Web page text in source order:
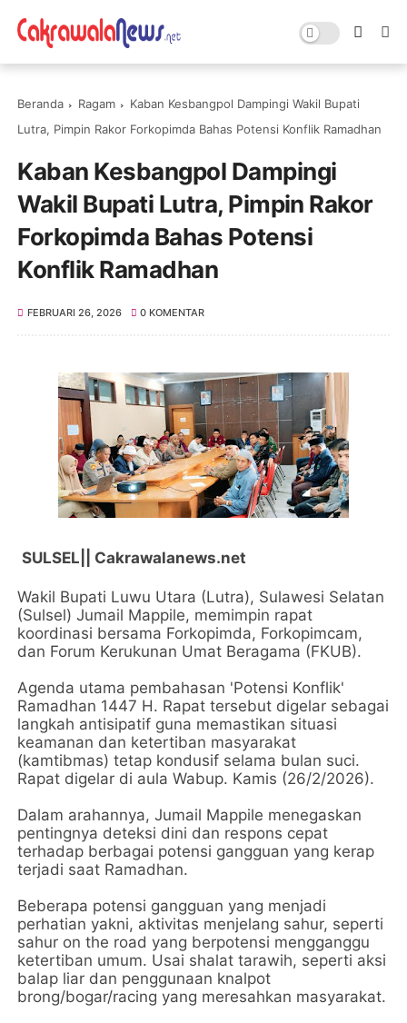
Beranda Ragam
Kaban Kesbangpol Dampingi Wakil Bupati
Lutra, Pimpin Rakor Forkopimda Bahas Potensi Konflik Ramadhan
Kaban Kesbangpol Dampingi
Wakil Bupati Lutra, Pimpin Rakor
Forkopimda Bahas Potensi
Konflik Ramadhan
FEBRUARI 26, 2026 0 KOMENTAR
SULSEL|| Cakrawalanews.net
Wakil Bupati Luwu Utara (Lutra), Sulawesi Selatan
(Sulsel) Jumail Mappile, memimpin rapat
koordinasi bersama Forkopimda, Forkopimcam,
dan Forum Kerukunan Umat Beragama (FKUB).
Agenda utama pembahasan 'Potensi Konflik'
Ramadhan 1447 H. Rapat tersebut digelar sebagai
langkah antisipatif guna memastikan situasi
keamanan dan ketertiban masyarakat
(kamtibmas) tetap kondusif selama bulan suci.
Rapat digelar di aula Wabup. Kamis (26/2/2026).
Dalam arahannya, Jumail Mappile menegaskan
pentingnya deteksi dini dan respons cepat
terhadap berbagai potensi gangguan yang kerap
terjadi saat Ramadhan.
Beberapa potensi gangguan yang menjadi
perhatian yakni, aktivitas menjelang sahur, seperti
sahur on the road yang berpotensi mengganggu
ketertiban umum. Usai shalat tarawih, seperti aksi
balap liar dan penggunaan knalpot
brong/bogar/racing yang meresahkan masyarakat.